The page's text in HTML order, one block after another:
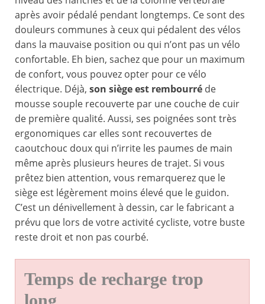
après avoir pédalé pendant longtemps. Ce sont des
douleurs communes à ceux qui pédalent des vélos
dans la mauvaise position ou qui n’ont pas un vélo
confortable. Eh bien, sachez que pour un maximum
de confort, vous pouvez opter pour ce vélo
électrique. Déjà, son siège est rembourré de
mousse souple recouverte par une couche de cuir
de première qualité. Aussi, ses poignées sont très
ergonomiques car elles sont recouvertes de
caoutchouc doux qui n’irrite les paumes de main
même après plusieurs heures de trajet. Si vous
prêtez bien attention, vous remarquerez que le
siège est légèrement moins élevé que le guidon.
C’est un dénivellement à dessin, car le fabricant a
prévu que lors de votre activité cycliste, votre buste
reste droit et non pas courbé.
Temps de recharge trop